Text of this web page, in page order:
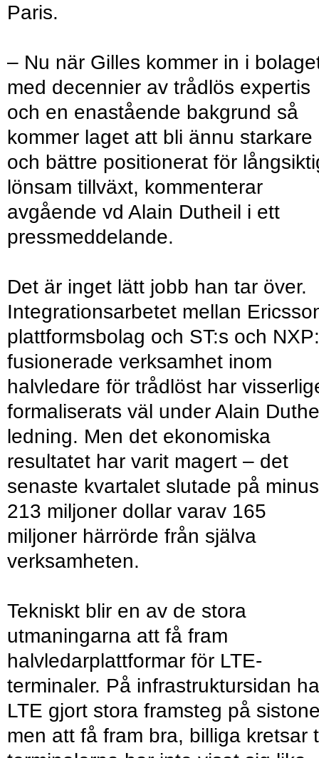
Paris.
– Nu när Gilles kommer in i
med decennier av trådlös expertis
och en enastående bakgrund så
kommer laget att bli ännu starkare
och bättre positionerat för
lönsam tillväxt, kommenterar
avgående vd Alain Dutheil i ett
pressmeddelande.
Det är inget lätt jobb han tar över.
Integrationsarbetet mellan
plattformsbolag och ST:s och
fusionerade verksamhet inom
halvledare för trådlöst har
formaliserats väl under Alain
ledning. Men det ekonomiska
resultatet har varit magert – det
senaste kvartalet slutade på minus
213 miljoner dollar varav 165
miljoner härrörde från själva
verksamheten.
Tekniskt blir en av de stora
utmaningarna att få fram
halvledarplattformar för LTE-
terminaler. På infrastruktursidan
LTE gjort stora framsteg på
men att få fram bra, billiga kretsar